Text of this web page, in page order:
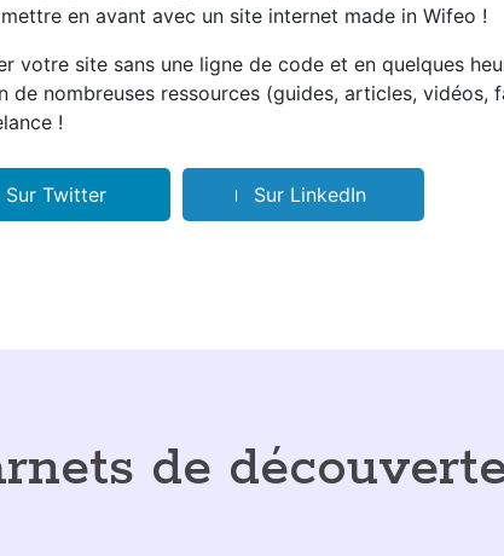
en avant avec un site internet made in Wifeo !
votre site sans une ligne de code et en quelques
de nombreuses ressources (guides, articles, vidéos,
!
Sur Twitter Sur LinkedIn
de